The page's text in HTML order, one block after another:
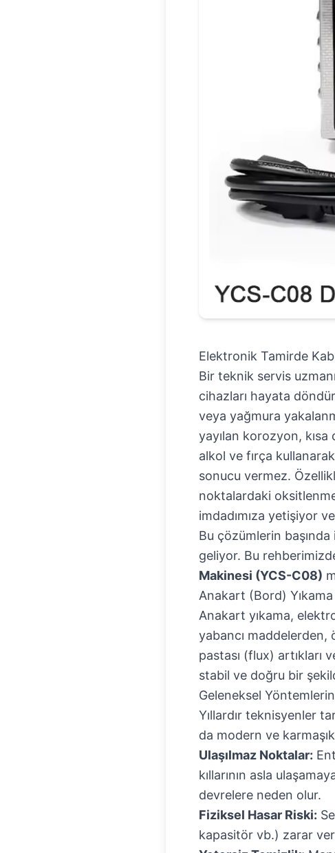
Elektronik Tamirde
Bir teknik servis
cihazları hayata
veya yağmura
yayılan korozyon,
alkol ve fırça
sonucu vermez.
noktalardaki
imdadımıza yetişiyor
Bu çözümlerin
geliyor. Bu
Makinesi (YCS-C08)
Anakart (Bord)
Anakart yıkama,
yabancı maddelerden,
pastası (flux) artıkları
stabil ve doğru bir
Geleneksel Yöntemlerin
Yıllardır teknisyenler
da modern ve
Ulaşılmaz Noktalar:
kıllarının asla
devrelere neden olur.
Fiziksel Hasar Riski:
kapasitör vb.) zarar